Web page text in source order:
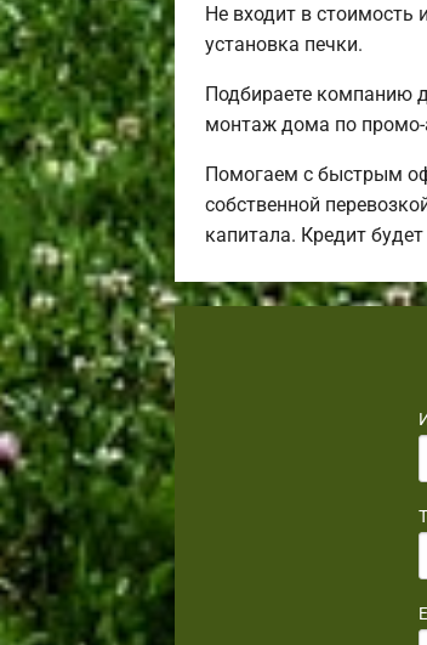
Не входит в стоимость
установка печки.
Подбираете компанию
монтаж дома по промо-
Помогаем с быстрым
собственной
капитала. Кредит